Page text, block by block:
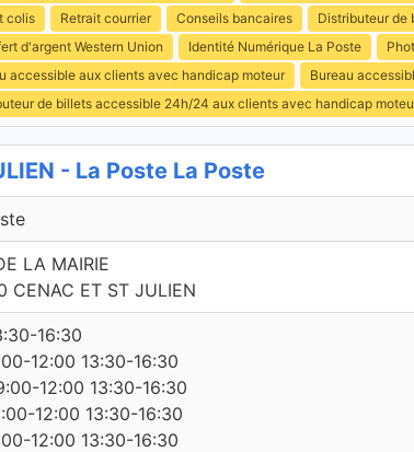
colis
Retrait courrier Conseils bancaires Distributeur de
d'argent Western Union
Identité Numérique La Poste
accessible aux clients avec handicap moteur
Bureau
de billets accessible 24h/24 aux clients avec handicap
- La Poste La Poste
LA MAIRIE
CENAC ET ST JULIEN
16:30
12:00 13:30-16:30
12:00 13:30-16:30
12:00 13:30-16:30
12:00 13:30-16:30